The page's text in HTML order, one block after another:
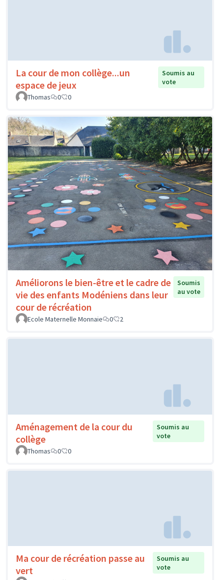
La cour de mon collège...un
espace de jeux
Soumis au
vote
Thomas
0 0
Améliorons le bien-être et le cadre de
vie des enfants Modéniens dans leur
cour de récréation
Soumis
au vote
Ecole Maternelle Monnaie 0 2
Aménagement de la cour du
collège
Soumis au
vote
Thomas
0 0
Ma cour de récréation passe au
vert
Soumis au
vote